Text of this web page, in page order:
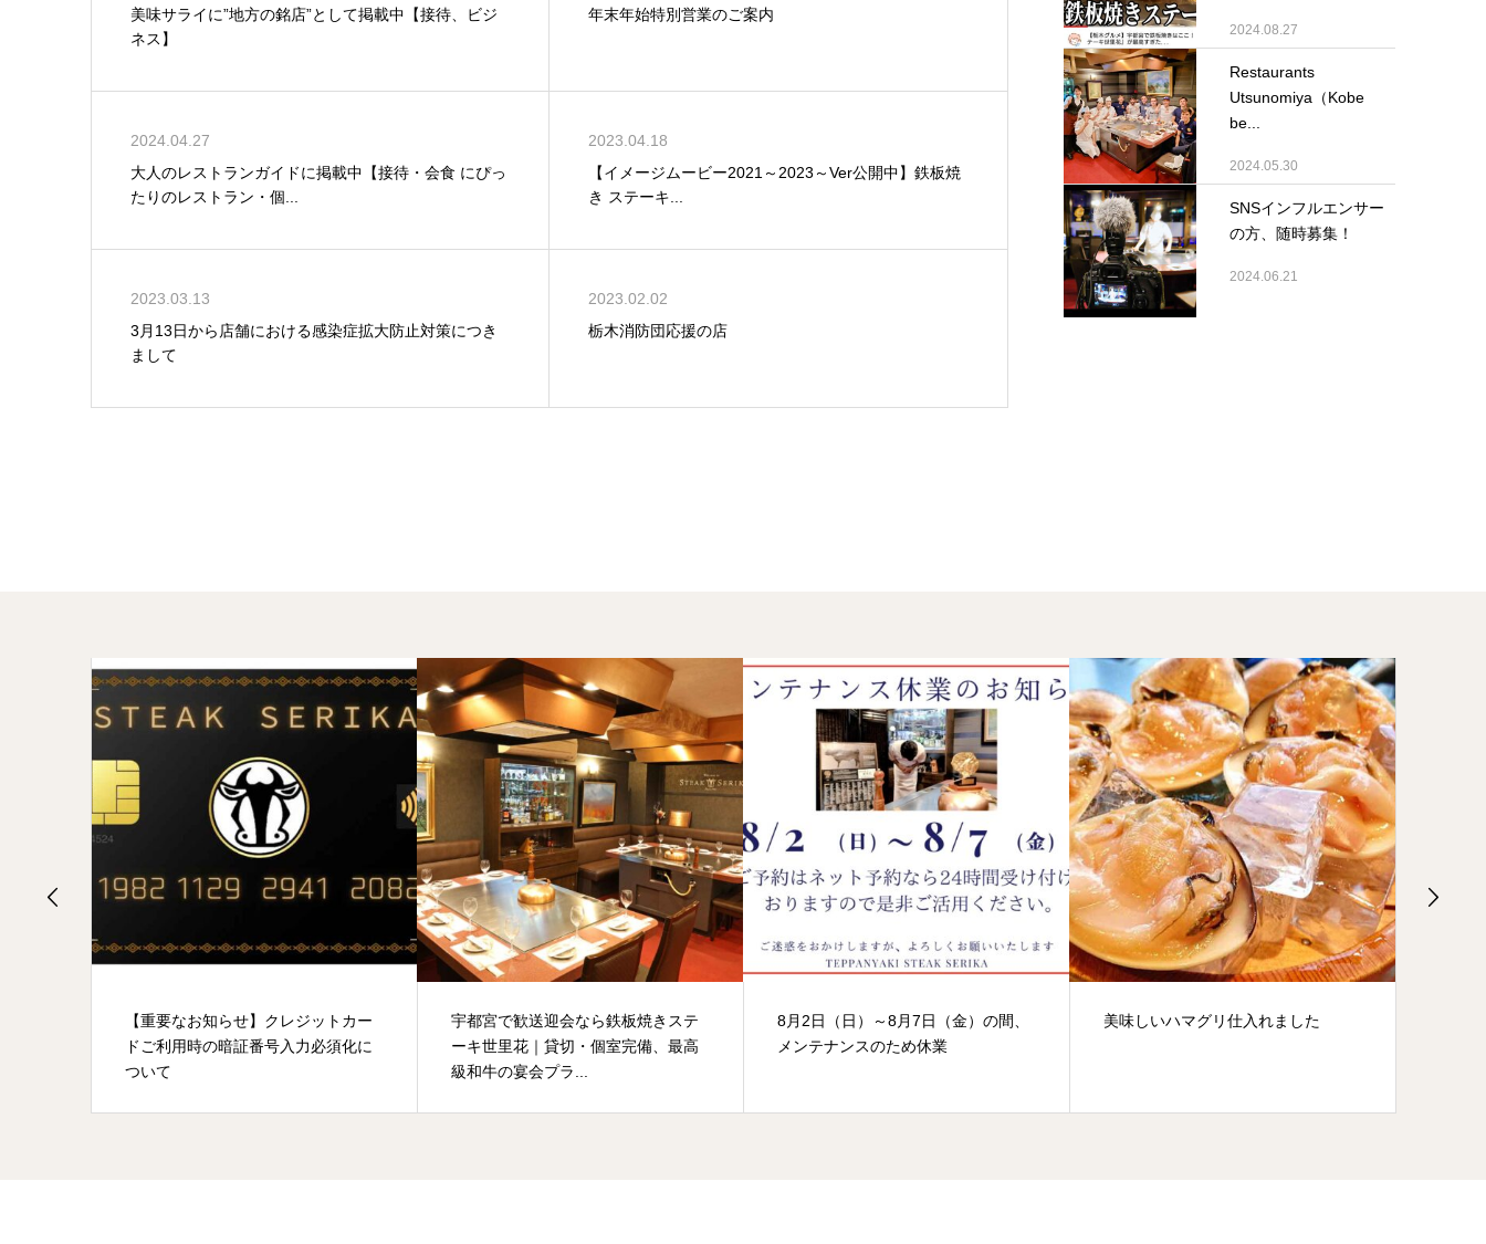
美味サライに”地方の銘店”として掲載中【接待、ビジ
ネス】
年末年始特別営業のご案内
2024.04.27
大人のレストランガイドに掲載中【接待・会食 にぴっ
たりのレストラン・個...
2023.04.18
【イメージムービー2021～2023～Ver公開中】鉄板焼
き ステーキ...
2023.03.13
3月13日から店舗における感染症拡大防止対策につき
まして
2023.02.02
栃木消防団応援の店
2024.08.27
Restaurants
Utsunomiya（Kobe
be...
2024.05.30
SNSインフルエンサー
の方、随時募集！
2024.06.21
【重要なお知らせ】クレジットカー
ドご利用時の暗証番号入力必須化に
ついて
宇都宮で歓送迎会なら鉄板焼きステ
ーキ世里花｜貸切・個室完備、最高
級和牛の宴会プラ...
8月2日（日）～8月7日（金）の間、
メンテナンスのため休業
美味しいハマグリ仕入れました